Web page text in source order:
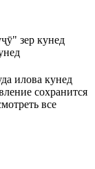
зер кунед
илова кунед
сохранится
все